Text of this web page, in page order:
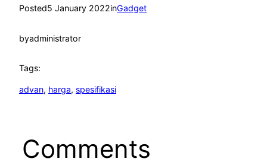
Posted5 January 2022inGadget
byadministrator
Tags:
advan, harga, spesifikasi
Comments